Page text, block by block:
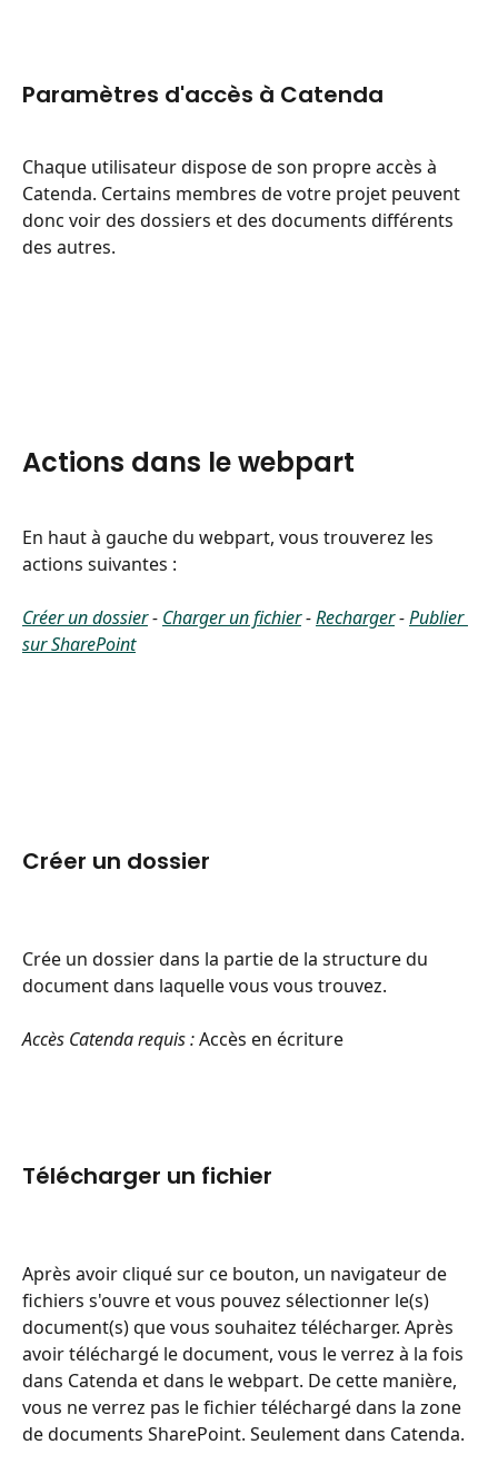
Paramètres d'accès à Catenda
Chaque utilisateur dispose de son propre accès à
Catenda. Certains membres de votre projet peuvent
donc voir des dossiers et des documents différents
des autres.
Actions dans le webpart
En haut à gauche du webpart, vous trouverez les
actions suivantes :
Créer un dossier - Charger un fichier - Recharger - Publier
sur SharePoint
Créer un dossier
Crée un dossier dans la partie de la structure du
document dans laquelle vous vous trouvez.
Accès Catenda requis : Accès en écriture
Télécharger un fichier
Après avoir cliqué sur ce bouton, un navigateur de
fichiers s'ouvre et vous pouvez sélectionner le(s)
document(s) que vous souhaitez télécharger. Après
avoir téléchargé le document, vous le verrez à la fois
dans Catenda et dans le webpart. De cette manière,
vous ne verrez pas le fichier téléchargé dans la zone
de documents SharePoint. Seulement dans Catenda.